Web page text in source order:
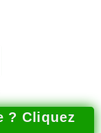
? Cliquez